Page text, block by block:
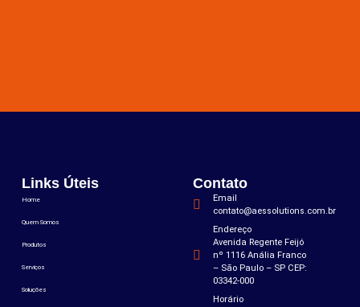
Links Úteis
Home
Quem Somos
Produtos
Serviços
Soluções
Contato
Email
contato@aessolutions.com.br
Endereço
Avenida Regente Feijó
nº 1116 Anália Franco
– São Paulo – SP CEP:
03342-000
Horário